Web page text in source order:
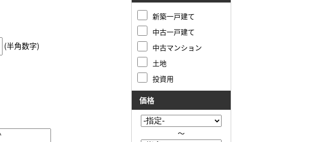
(半角数字)
新築一戸建て
中古一戸建て
中古マンション
土地
投資用
価格
～